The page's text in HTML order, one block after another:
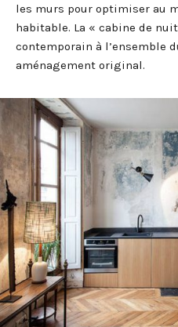
les murs pour optimiser au
habitable. La « cabine de
contemporain à l’ensemble
aménagement original.